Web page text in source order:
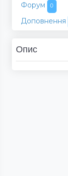
Форум 0
Доповнення
Опис